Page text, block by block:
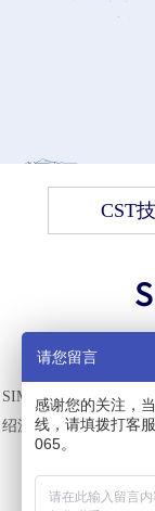
CST
SIMULIA非常荣幸能
绍波士顿大学机械工
请您留言
感谢您的关注，
线，请填拨打客
065。